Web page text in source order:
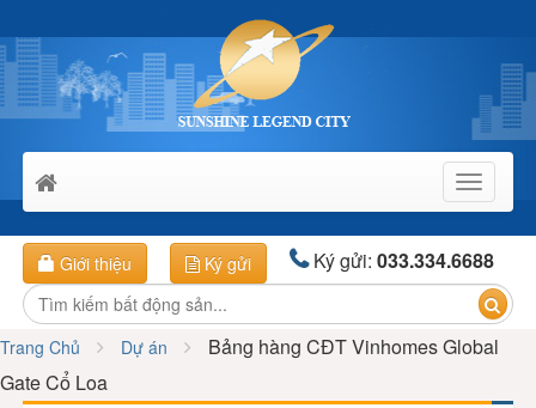
Toggle
Giới thiệu Ký gửi Ký gửi:033.334.6688
Trang Chủ Dự án
Bảng hàng CĐT Vinhomes Global
Gate Cổ Loa